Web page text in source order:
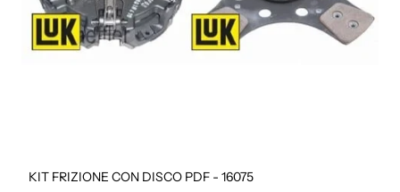
KIT FRIZIONE CON DISCO PDF - 16075